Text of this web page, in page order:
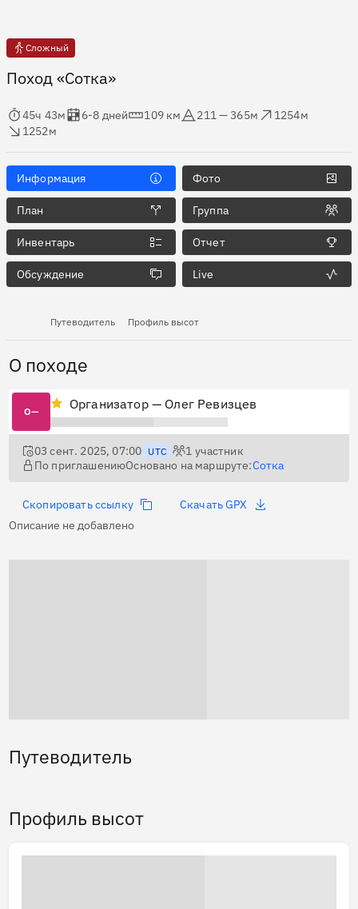
Сложный
Поход «Сотка»
в пути
45ч 43м
Оценка в днях
6-8 дней
Дистанция
109 км
211 — 365м
1254м
1252м
Информация Фото
План Группа
Инвентарь Отчет
Обсуждение Live
Путеводитель Профиль высот
О походе
О— Организатор — Олег Ревизцев
03 сент. 2025, 07:00 UTC 1 участник
По приглашениюОсновано на маршруте:Сотка
Скопировать ссылку
Скачать GPX
Описание не добавлено
Путеводитель
Профиль высот